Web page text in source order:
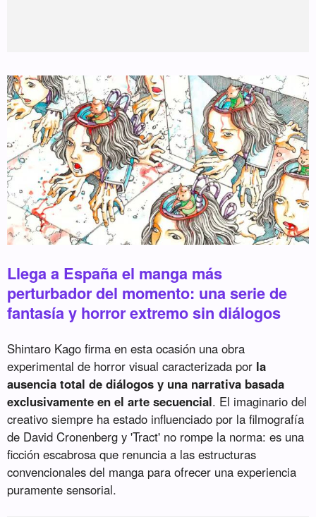
Llega a España el manga más
perturbador del momento: una serie de
fantasía y horror extremo sin diálogos
Shintaro Kago firma en esta ocasión una obra
experimental de horror visual caracterizada por la
ausencia total de diálogos y una narrativa basada
exclusivamente en el arte secuencial. El imaginario del
creativo siempre ha estado influenciado por la filmografía
de David Cronenberg y 'Tract' no rompe la norma: es una
ficción escabrosa que renuncia a las estructuras
convencionales del manga para ofrecer una experiencia
puramente sensorial.